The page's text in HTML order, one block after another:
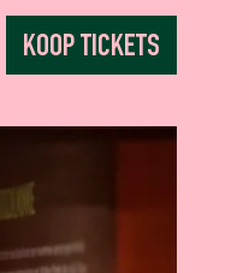
KOOP TICKETS